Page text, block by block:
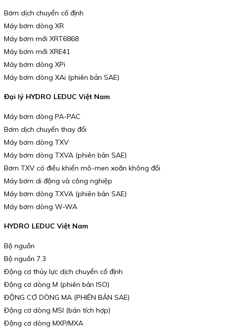
Bơm dịch chuyển cố định
Máy bơm dòng XR
Máy bơm mới XRT6868
Máy bơm mới XRE41
Máy bơm dòng XPi
Máy bơm dòng XAi (phiên bản SAE)
Đại lý HYDRO LEDUC Việt Nam
Máy bơm dòng PA-PAC
Bơm dịch chuyển thay đổi
Máy bơm dòng TXV
Máy bơm dòng TXVA (phiên bản SAE)
Bơm TXV có điều khiển mô-men xoắn không đổi
Máy bơm di động và công nghiệp
Máy bơm dòng TXVA (phiên bản SAE)
Máy bơm dòng W-WA
HYDRO LEDUC Việt Nam
Bộ nguồn
Bộ nguồn 7.3
Động cơ thủy lực dịch chuyển cố định
Động cơ dòng M (phiên bản ISO)
ĐỘNG CƠ DÒNG MA (PHIÊN BẢN SAE)
Động cơ dòng MSI (bán tích hợp)
Động cơ dòng MXP/MXA